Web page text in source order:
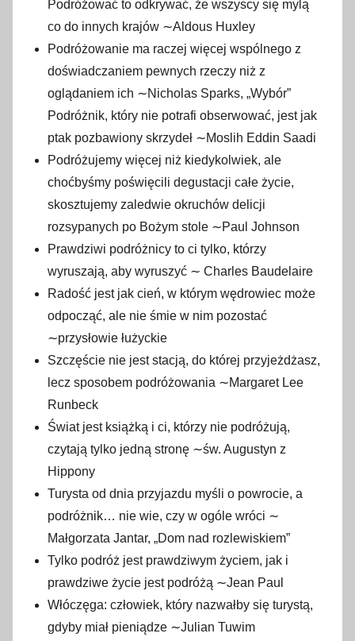
Podróżować to odkrywać, że wszyscy się mylą
co do innych krajów ∼Aldous Huxley
Podróżowanie ma raczej więcej wspólnego z
doświadczaniem pewnych rzeczy niż z
oglądaniem ich ∼Nicholas Sparks, „Wybór”
Podróżnik, który nie potrafi obserwować, jest jak
ptak pozbawiony skrzydeł ∼Moslih Eddin Saadi
Podróżujemy więcej niż kiedykolwiek, ale
choćbyśmy poświęcili degustacji całe życie,
skosztujemy zaledwie okruchów delicji
rozsypanych po Bożym stole ∼Paul Johnson
Prawdziwi podróżnicy to ci tylko, którzy
wyruszają, aby wyruszyć ∼ Charles Baudelaire
Radość jest jak cień, w którym wędrowiec może
odpocząć, ale nie śmie w nim pozostać
∼przysłowie łużyckie
Szczęście nie jest stacją, do której przyjeżdżasz,
lecz sposobem podróżowania ∼Margaret Lee
Runbeck
Świat jest książką i ci, którzy nie podróżują,
czytają tylko jedną stronę ∼św. Augustyn z
Hippony
Turysta od dnia przyjazdu myśli o powrocie, a
podróżnik… nie wie, czy w ogóle wróci ∼
Małgorzata Jantar, „Dom nad rozlewiskiem”
Tylko podróż jest prawdziwym życiem, jak i
prawdziwe życie jest podróżą ∼Jean Paul
Włóczęga: człowiek, który nazwałby się turystą,
gdyby miał pieniądze ∼Julian Tuwim